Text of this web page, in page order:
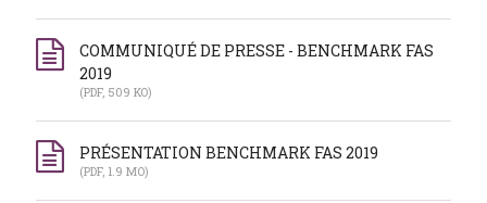
COMMUNIQUÉ DE PRESSE - BENCHMARK FAS
2019
(PDF, 509 KO)
PRÉSENTATION BENCHMARK FAS 2019
(PDF, 1.9 MO)